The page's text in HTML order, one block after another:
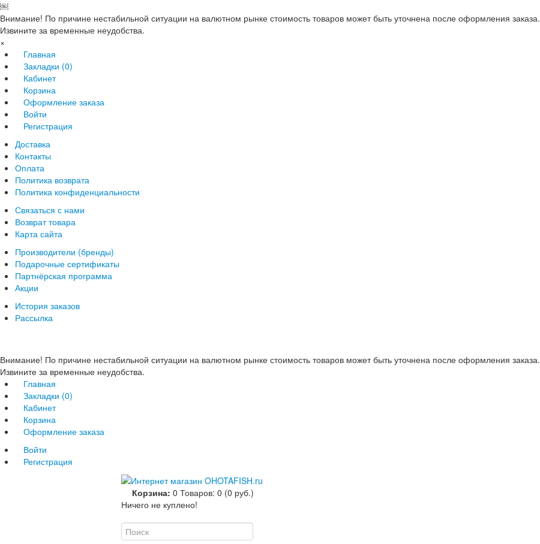
￼
Внимание! По причине нестабильной ситуации на валютном рынке стоимость товаров может быть уточнена после оформления заказа.
Извините за временные неудобства.
×
Главная
Закладки (0)
Кабинет
Корзина
Оформление заказа
Войти
Регистрация
Доставка
Контакты
Оплата
Политика возврата
Политика конфиденциальности
Связаться с нами
Возврат товара
Карта сайта
Производители (бренды)
Подарочные сертификаты
Партнёрская программа
Акции
История заказов
Рассылка
Внимание! По причине нестабильной ситуации на валютном рынке стоимость товаров может быть уточнена после оформления заказа.
Извините за временные неудобства.
Главная
Закладки (0)
Кабинет
Корзина
Оформление заказа
Войти
Регистрация
Корзина: 0 Товаров: 0 (0 руб.)
Ничего не куплено!